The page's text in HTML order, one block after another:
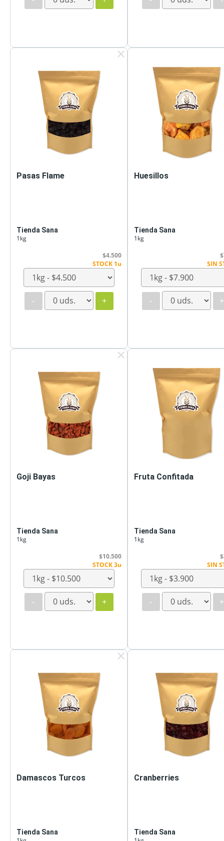
clear
Pasas Flame
Tienda Sana
1kg
$4.500
STOCK 1u
- +
Huesillos
Tienda Sana
1kg
SIN
- +
clear
Goji Bayas
Tienda Sana
1kg
$10.500
STOCK 3u
- +
Fruta Confitada
Tienda Sana
1kg
SIN
- +
clear
Damascos Turcos
Tienda Sana
Cranberries
Tienda Sana